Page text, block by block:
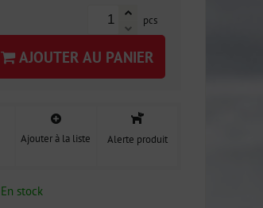
pcs
AJOUTER AU PANIER
Ajouter à la liste Alerte produit
En stock